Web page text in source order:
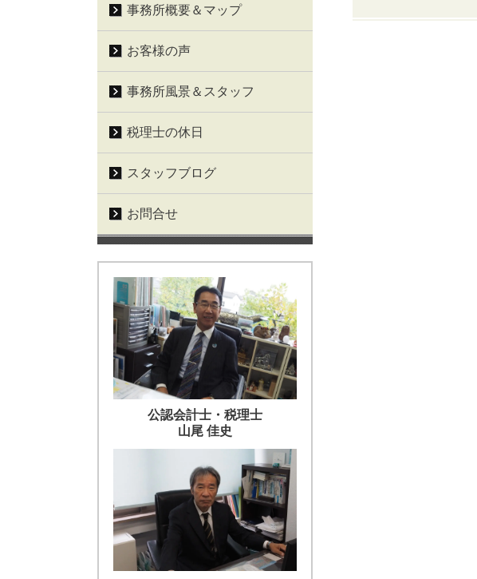
事務所概要＆マップ
お客様の声
事務所風景＆スタッフ
税理士の休日
スタッフブログ
お問合せ
公認会計士・税理士
山尾 佳史